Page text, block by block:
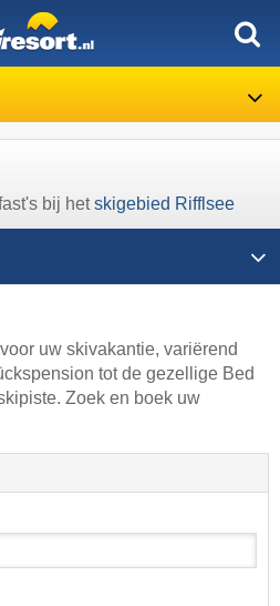
bij hetskigebied Rifflsee
uw skivakantie, variërend
tot de gezellige Bed
Zoek en boek uw